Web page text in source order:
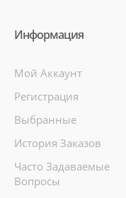
Информация
Мой Аккаунт
Регистрация
Выбранные
История Заказов
Часто Задаваемые
Вопросы